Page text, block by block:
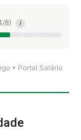
8) i
• Portal Salário